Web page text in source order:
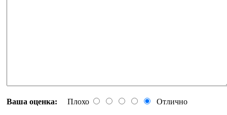
Ваша оценка: Плохо Отлично